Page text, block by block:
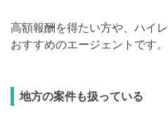
高額報酬を得たい方や、ハイ
おすすめのエージェントです。
地方の案件も扱っている